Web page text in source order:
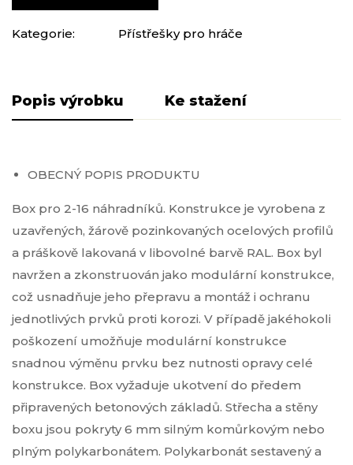
Kategorie: Přístřešky pro hráče
Popis produktu Pliki do pobrania
OBECNÝ POPIS PRODUKTU
Box pro 2-16 náhradníků. Konstrukce je vyrobena z
uzavřených, žárově pozinkovaných ocelových profilů
a práškově lakovaná v libovolné barvě RAL. Box byl
navržen a zkonstruován jako modulární konstrukce,
což usnadňuje jeho přepravu a montáž i ochranu
jednotlivých prvků proti korozi. V případě jakéhokoli
poškození umožňuje modulární konstrukce
snadnou výměnu prvku bez nutnosti opravy celé
konstrukce. Box vyžaduje ukotvení do předem
připravených betonových základů. Střecha a stěny
boxu jsou pokryty 6 mm silným komůrkovým nebo
plným polykarbonátem. Polykarbonát sestavený a